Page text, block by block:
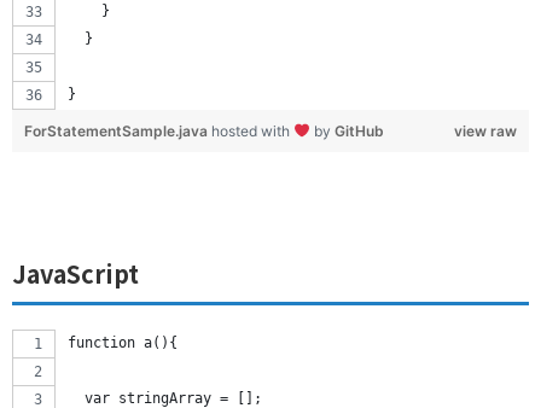
    }
  }
}
view raw
ForStatementSample.java hosted with by GitHub
JavaScript
function a(){
  var stringArray = [];